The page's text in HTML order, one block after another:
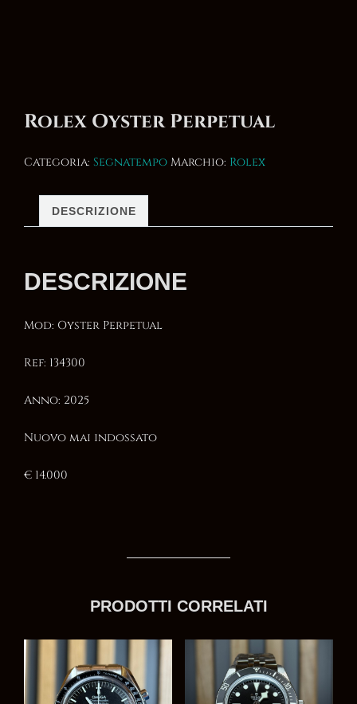
Rolex Oyster Perpetual
Categoria: Segnatempo Marchio: Rolex
DESCRIZIONE
DESCRIZIONE
Mod: Oyster Perpetual
Ref: 134300
Anno: 2025
Nuovo mai indossato
€ 14.000
PRODOTTI CORRELATI